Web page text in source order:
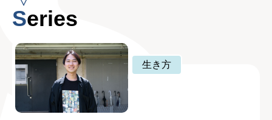
Series
生き方